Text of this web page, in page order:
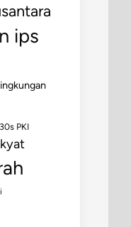
ips
PKI